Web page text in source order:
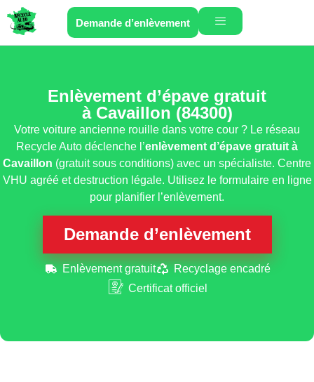
Demande d’enlèvement
Enlèvement d’épave gratuit
à Cavaillon (84300)
Votre voiture ancienne rouille dans votre cour ? Le réseau
Recycle Auto déclenche l’enlèvement d’épave gratuit à
Cavaillon (gratuit sous conditions) avec un spécialiste. Centre
VHU agréé et destruction légale. Utilisez le formulaire en ligne
pour planifier l’enlèvement.
Demande d’enlèvement
Enlèvement gratuit
Recyclage encadré
Certificat officiel